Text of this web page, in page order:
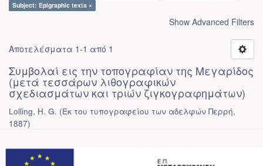
Subject: Epigraphic texts ×
Show Advanced Filters
Αποτελέσματα 1-1 από 1
Συμβολαί εις την τοπογραφίαν της Μεγαρίδος
(μετά τεσσάρων λιθογραφικών
σχεδιασμάτων και τριών ζιγκογραφημάτων)
Lolling, H. G. (Εκ του τυπογραφείου των αδελφών Περρή,
1887)